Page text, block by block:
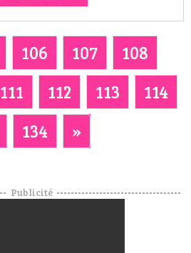
106 107
108
111 112 113
114
134 »
Publicité